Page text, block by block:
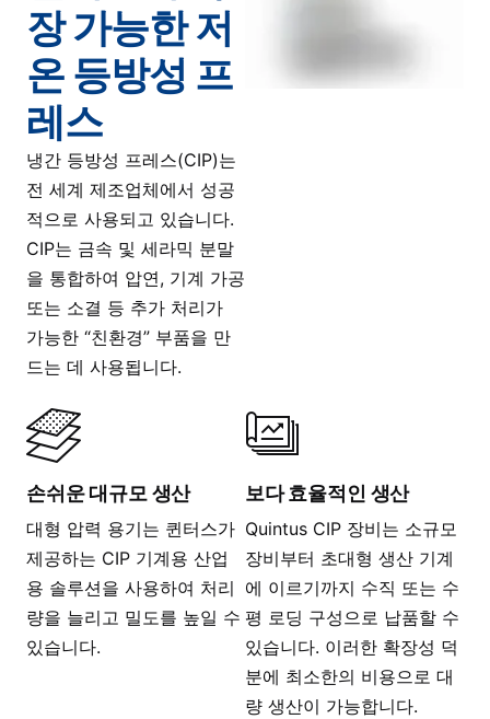
장 가능한 저
온 등방성 프
레스
냉간 등방성 프레스(CIP)는
전 세계 제조업체에서 성공
적으로 사용되고 있습니다.
CIP는 금속 및 세라믹 분말
을 통합하여 압연, 기계 가공
또는 소결 등 추가 처리가
가능한 “친환경” 부품을 만
드는 데 사용됩니다.
손쉬운 대규모 생산
대형 압력 용기는 퀸터스가
제공하는 CIP 기계용 산업
용 솔루션을 사용하여 처리
량을 늘리고 밀도를 높일 수
있습니다.
보다 효율적인 생산
Quintus CIP 장비는 소규모
장비부터 초대형 생산 기계
에 이르기까지 수직 또는 수
평 로딩 구성으로 납품할 수
있습니다. 이러한 확장성 덕
분에 최소한의 비용으로 대
량 생산이 가능합니다.